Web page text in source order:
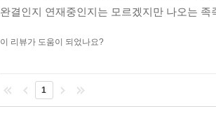
완결인지 연재중인지는 모르겠지만 나오는
이 리뷰가 도움이 되었나요?
1